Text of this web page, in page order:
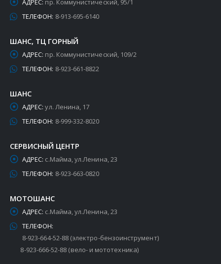
АДРЕС: пр. Коммунистический, 95/1
ТЕЛЕФОН: 8-913-695-6140
ШАНС, ТЦ ГОРНЫЙ
АДРЕС: пр. Коммунистический, 109/2
ТЕЛЕФОН: 8-923-661-8822
ШАНС
АДРЕС: ул. Ленина, 17
ТЕЛЕФОН: 8-999-332-8020
СЕРВИСНЫЙ ЦЕНТР
АДРЕС: с.Майма, ул.Ленина, 23
ТЕЛЕФОН: 8-923-663-0820
МОТОШАНС
АДРЕС: с.Майма, ул.Ленина, 23
ТЕЛЕФОН:
8-923-664-52-88 (электро-бензоинструмент)
8-923-666-52-88 (вело- и мототехника)